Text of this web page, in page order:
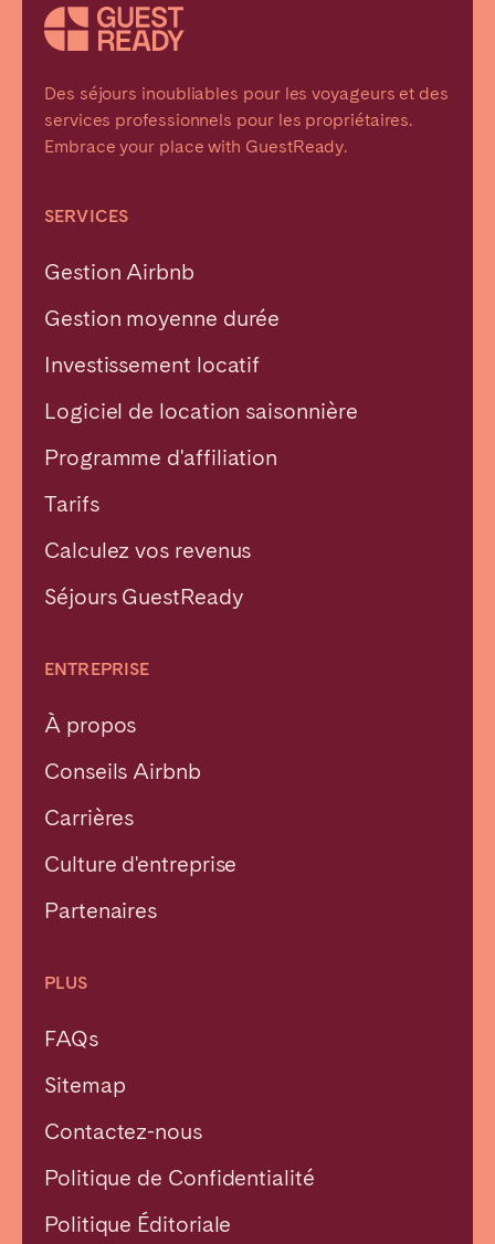
Des séjours inoubliables pour les voyageurs et des
services professionnels pour les propriétaires.
Embrace your place with GuestReady.
SERVICES
Gestion Airbnb
Gestion moyenne durée
Investissement locatif
Logiciel de location saisonnière
Programme d'affiliation
Tarifs
Calculez vos revenus
Séjours GuestReady
ENTREPRISE
À propos
Conseils Airbnb
Carrières
Culture d'entreprise
Partenaires
PLUS
FAQs
Sitemap
Contactez-nous
Politique de Confidentialité
Politique Éditoriale